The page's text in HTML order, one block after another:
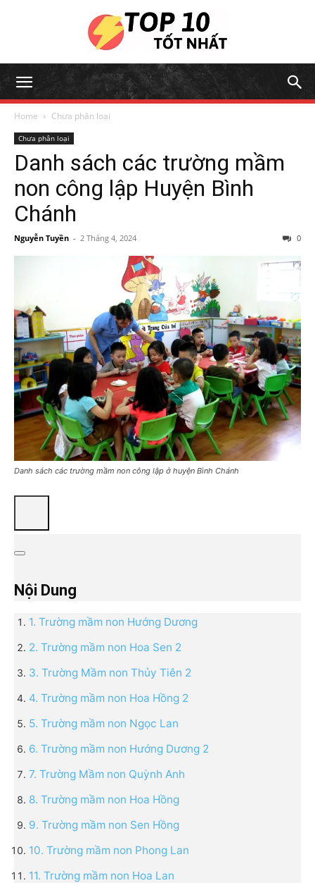
Home Chưa phân loại
Chưa phân loại
Danh sách các trường mầm
non công lập Huyện Bình
Chánh
Nguyễn Tuyền - 2 Tháng 4, 2024 0
Danh sách các trường mầm non công lập ở huyện Bình Chánh
Nội Dung
1. Trường mầm non Hướng Dương
2. Trường mầm non Hoa Sen 2
3. Trường Mầm non Thủy Tiên 2
4. Trường mầm non Hoa Hồng 2
5. Trường mầm non Ngọc Lan
6. Trường mầm non Hướng Dương 2
7. Trường Mầm non Quỳnh Anh
8. Trường mầm non Hoa Hồng
9. Trường mầm non Sen Hồng
10. Trường mầm non Phong Lan
11. Trường mầm non Hoa Lan